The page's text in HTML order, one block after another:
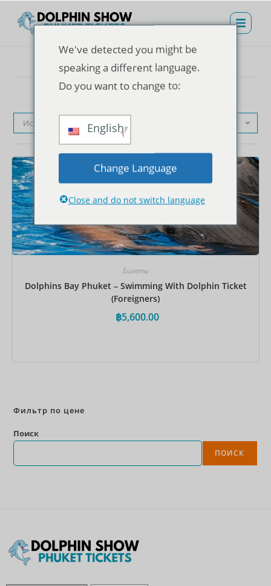
Исходная сортировка
Билеты
Dolphins Bay Phuket – Swimming With Dolphin Ticket
(Foreigners)
฿5,600.00
Фильтр по цене
Поиск
ПОИСК
We've detected you might be
speaking a different language.
Do you want to change to:
English
Change Language
Close and do not switch language